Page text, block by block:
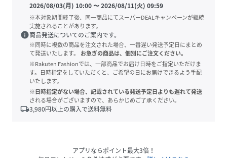
2026/08/03(月) 10:00〜2026/08/11(火) 09:59
※本対象期間終了後、同一商品にてスーパーDEALキャンペーンが継続
実施されることがあります。
info商品発送についてのご案内です。
※同時に複数の商品を注文された場合、一番遅い発送予定日にまとめ
て発送いたします。
お急ぎの商品は、個別にご注文ください。
※Rakuten Fashionでは、一部商品でお届け日時をご指定いただけま
す。日時指定をしていただくと、ご希望の日にお届けできるよう手配
いたします。
※日時指定がない場合、記載されている発送予定日よりも遅れて発送
される場合がございますので、あらかじめご了承ください。
local_shipping3,980円以上の購入で送料無料
アプリならポイント最大3倍！